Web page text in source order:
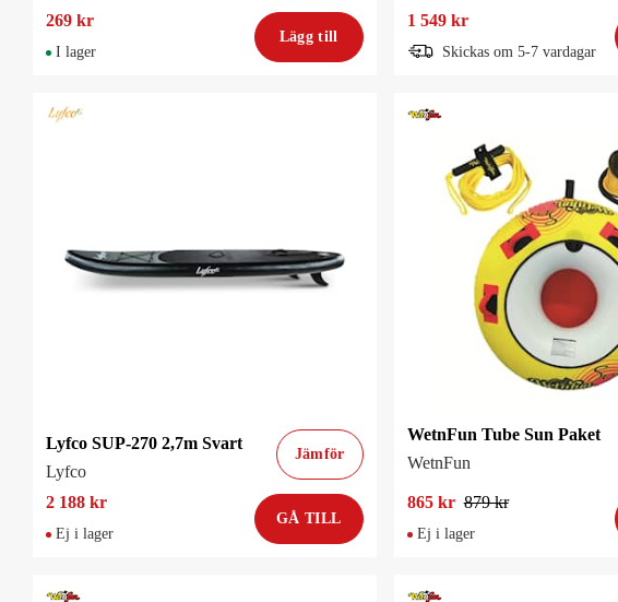
269 kr
I lager
Lägg till
1 549 kr
Skickas om 5-7 vardagar
Lyfco SUP-270 2,7m Svart
Lyfco
Jämför
2 188 kr
Ej i lager
GÅ TILL
WetnFun Tube Sun Paket
WetnFun
865 kr 879 kr
Ej i lager